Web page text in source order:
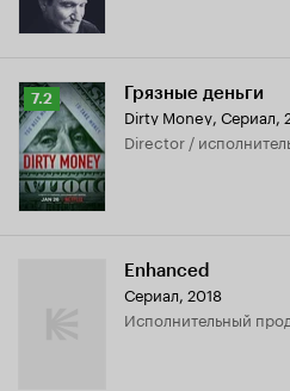
Рейтинг
Кинопоиска
7.2
7.2 Грязные деньги
Dirty Money, Сериал,
director /
Enhanced
Сериал, 2018
исполнительный